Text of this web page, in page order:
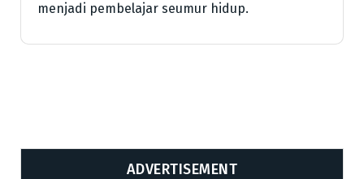
menjadi pembelajar seumur hidup.
ADVERTISEMENT